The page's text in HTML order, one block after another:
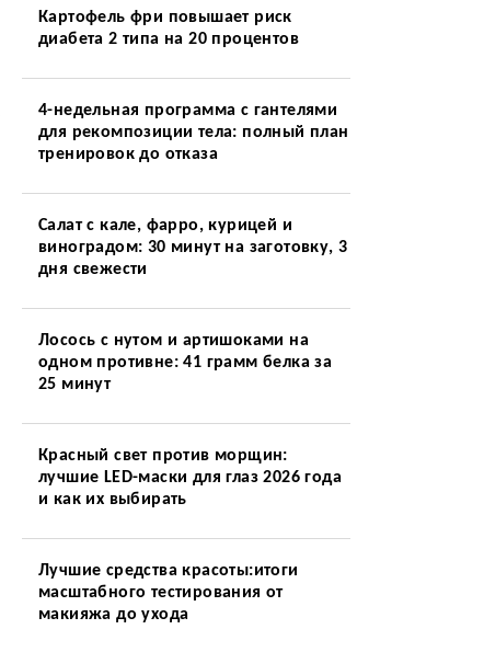
Картофель фри повышает риск
диабета 2 типа на 20 процентов
4-недельная программа с гантелями
для рекомпозиции тела: полный план
тренировок до отказа
Салат с кале, фарро, курицей и
виноградом: 30 минут на заготовку, 3
дня свежести
Лосось с нутом и артишоками на
одном противне: 41 грамм белка за
25 минут
Красный свет против морщин:
лучшие LED-маски для глаз 2026 года
и как их выбирать
Лучшие средства красоты:итоги
масштабного тестирования от
макияжа до ухода